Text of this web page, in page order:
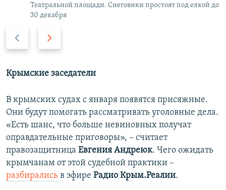
Театральной площади. Снеговики простоят под елкой до
30 декабря
д
д
у
щ
и
й
с
л
а
д
ю
щ
и
й
с
л
а
й
Крымские заседатели
В крымских судах с января появятся присяжные.
Они будут помогать рассматривать уголовные дела.
«Есть шанс, что больше невиновных получат
оправдательные приговоры», – считает
правозащитница Евгения Андреюк. Чего ожидать
крымчанам от этой судебной практики –
разбирались в эфире Радио Крым.Реалии.